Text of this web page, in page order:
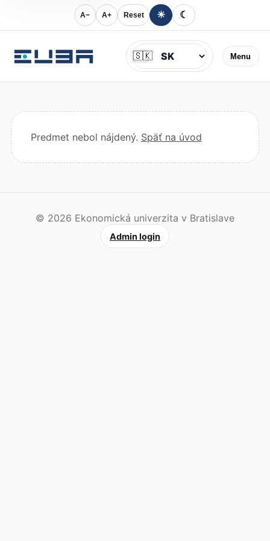
A− A+ Reset ☀ ☾
Menu
Jazyk
🇸🇰
Predmet nebol nájdený. Späť na úvod
© 2026 Ekonomická univerzita v Bratislave
Admin login